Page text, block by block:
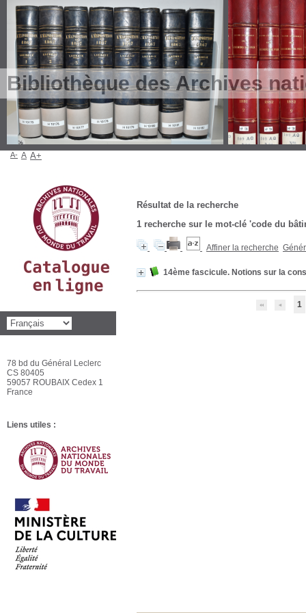
Bibliothèque des Archives
Résultat de la recherche
1 recherche sur le mot-clé 'code du
Affiner la recherche
14ème fascicule. Notions sur la
1
A- A A+
78 bd du Général Leclerc
CS 80405
59057 ROUBAIX Cedex 1
France
Liens utiles :